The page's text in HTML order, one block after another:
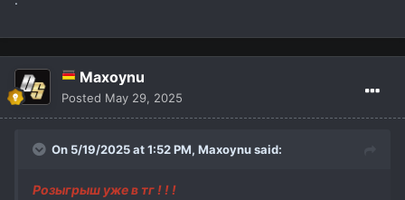
Maxoynu
Posted May 29, 2025
On 5/19/2025 at 1:52 PM, Maxoynusaid:
Розыгрыш уже в тг ! ! !